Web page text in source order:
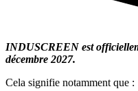
INDUSCREEN est
décembre 2027.
Cela signifie notamment que :